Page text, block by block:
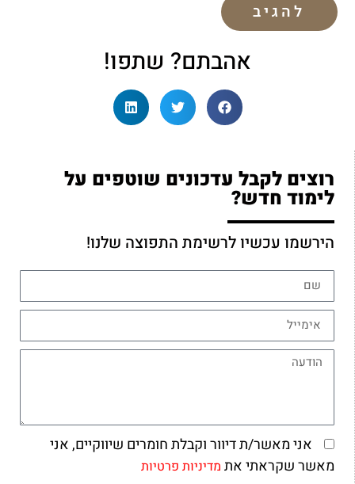
אהבתם? שתפו!
רוצים לקבל עדכונים שוטפים על
לימוד חדש?
הירשמו עכשיו לרשימת התפוצה שלנו!
אני מאשר/ת דיוור וקבלת חומרים שיווקיים, אני
מאשר שקראתי את מדיניות פרטיות